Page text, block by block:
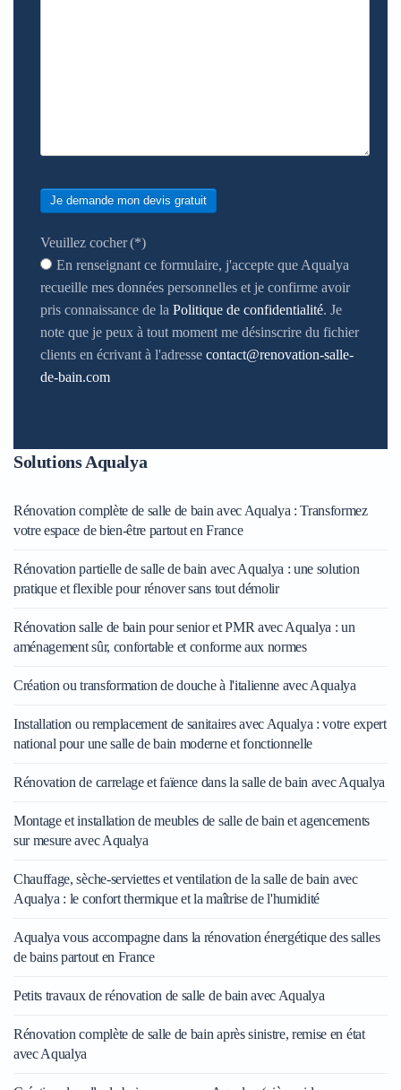
Je demande mon devis gratuit
Veuillez cocher(*)
En renseignant ce formulaire, j'accepte que Aqualya
recueille mes données personnelles et je confirme avoir
pris connaissance de la Politique de confidentialité. Je
note que je peux à tout moment me désinscrire du fichier
clients en écrivant à l'adresse contact@renovation-salle-
de-bain.com
Solutions Aqualya
Rénovation complète de salle de bain avec Aqualya : Transformez
votre espace de bien-être partout en France
Rénovation partielle de salle de bain avec Aqualya : une solution
pratique et flexible pour rénover sans tout démolir
Rénovation salle de bain pour senior et PMR avec Aqualya : un
aménagement sûr, confortable et conforme aux normes
Création ou transformation de douche à l'italienne avec Aqualya
Installation ou remplacement de sanitaires avec Aqualya : votre expert
national pour une salle de bain moderne et fonctionnelle
Rénovation de carrelage et faïence dans la salle de bain avec Aqualya
Montage et installation de meubles de salle de bain et agencements
sur mesure avec Aqualya
Chauffage, sèche-serviettes et ventilation de la salle de bain avec
Aqualya : le confort thermique et la maîtrise de l'humidité
Aqualya vous accompagne dans la rénovation énergétique des salles
de bains partout en France
Petits travaux de rénovation de salle de bain avec Aqualya
Rénovation complète de salle de bain après sinistre, remise en état
avec Aqualya